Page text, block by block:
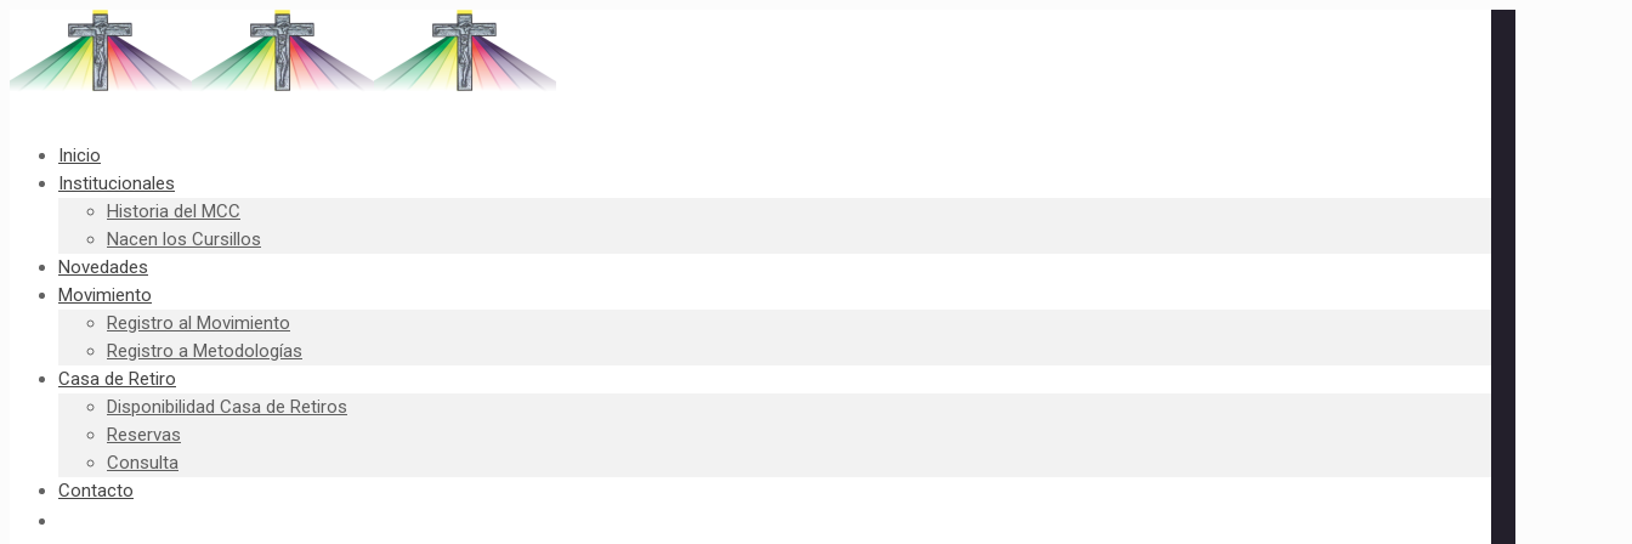
Inicio
Institucionales
Historia del MCC
Nacen los Cursillos
Novedades
Movimiento
Registro al Movimiento
Registro a Metodologías
Casa de Retiro
Disponibilidad Casa de Retiros
Reservas
Consulta
Contacto